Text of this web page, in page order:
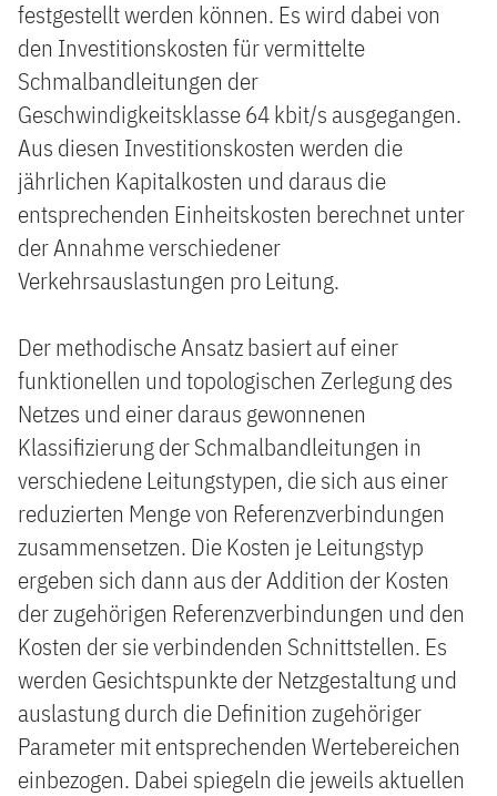
festgestellt werden können. Es wird dabei von
den Investitionskosten für vermittelte
Schmalbandleitungen der
Geschwindigkeitsklasse 64 kbit/s ausgegangen.
Aus diesen Investitionskosten werden die
jährlichen Kapitalkosten und daraus die
entsprechenden Einheitskosten berechnet unter
der Annahme verschiedener
Verkehrsauslastungen pro Leitung.
Der methodische Ansatz basiert auf einer
funktionellen und topologischen Zerlegung des
Netzes und einer daraus gewonnenen
Klassifizierung der Schmalbandleitungen in
verschiedene Leitungstypen, die sich aus einer
reduzierten Menge von Referenzverbindungen
zusammensetzen. Die Kosten je Leitungstyp
ergeben sich dann aus der Addition der Kosten
der zugehörigen Referenzverbindungen und den
Kosten der sie verbindenden Schnittstellen. Es
werden Gesichtspunkte der Netzgestaltung und
auslastung durch die Definition zugehöriger
Parameter mit entsprechenden Wertebereichen
einbezogen. Dabei spiegeln die jeweils aktuellen